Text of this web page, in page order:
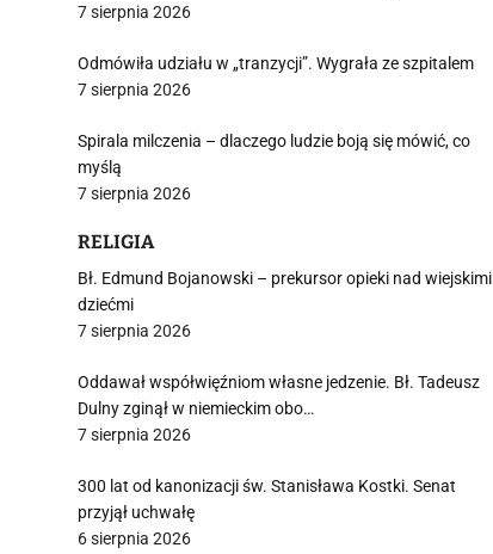
7 sierpnia 2026
Odmówiła udziału w „tranzycji”. Wygrała ze szpitalem
7 sierpnia 2026
Spirala milczenia – dlaczego ludzie boją się mówić, co
myślą
7 sierpnia 2026
RELIGIA
Bł. Edmund Bojanowski – prekursor opieki nad wiejskimi
dziećmi
7 sierpnia 2026
Oddawał współwięźniom własne jedzenie. Bł. Tadeusz
Dulny zginął w niemieckim obo…
7 sierpnia 2026
300 lat od kanonizacji św. Stanisława Kostki. Senat
przyjął uchwałę
6 sierpnia 2026